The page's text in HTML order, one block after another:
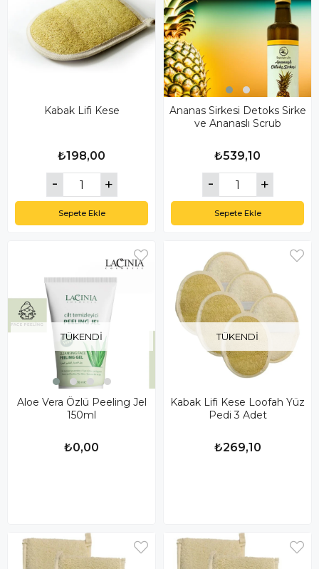
Kabak Lifi Kese
₺198,00
Sepete Ekle
Ananas Sirkesi Detoks Sirke
ve Ananaslı Scrub
₺539,10
Sepete Ekle
TÜKENDI
Aloe Vera Özlü Peeling Jel
150ml
₺0,00
TÜKENDI
Kabak Lifi Kese Loofah Yüz
Pedi 3 Adet
₺269,10